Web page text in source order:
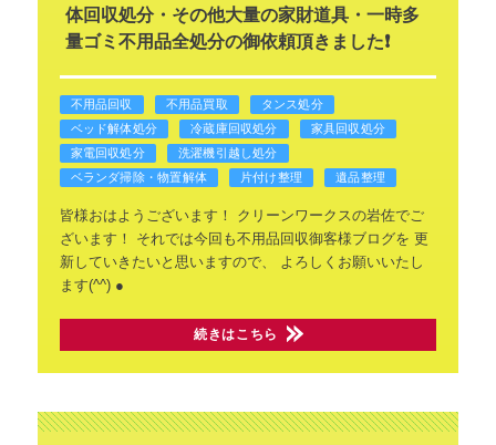
体回収処分・その他大量の家財道具・一時多
量ゴミ不用品全処分の御依頼頂きました❗
不用品回収 不用品買取
タンス処分
ベッド解体処分
冷蔵庫回収処分
家具回収処分
家電回収処分
洗濯機引越し処分
ベランダ掃除・物置解体
片付け整理 遺品整理
皆様おはようございます！ クリーンワークスの岩佐でご
ざいます！
それでは今回も不用品回収御客様ブログを 更
新していきたいと思いますので、
よろしくお願いいたし
ます(^^) ●
続きはこちら